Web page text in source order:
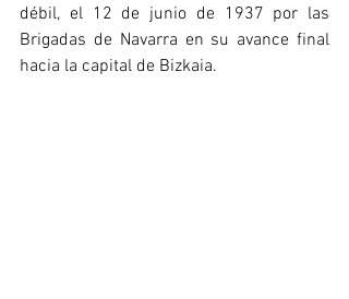
débil, el 12 de junio de 1937 por las
Brigadas de Navarra en su avance final
hacia la capital de Bizkaia.